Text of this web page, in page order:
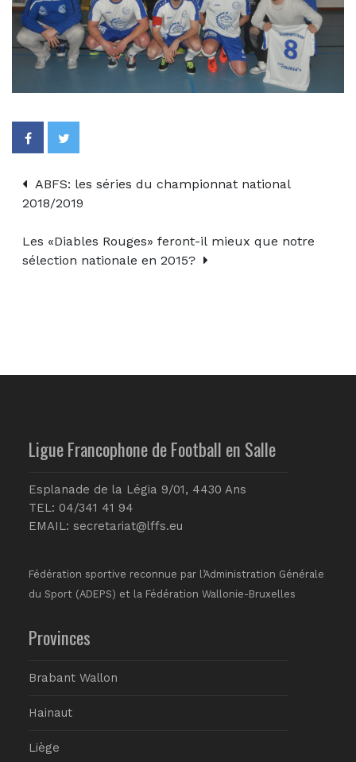
ABFS: les séries du championnat national
2018/2019
Les «Diables Rouges» feront-il mieux que notre
sélection nationale en 2015?
Ligue Francophone de Football en Salle
Esplanade de la Légia 9/01, 4430 Ans
TEL: 04/341 41 94
EMAIL: secretariat@lffs.eu
Fédération sportive reconnue par l’Administration Générale
du Sport (ADEPS) et la Fédération Wallonie-Bruxelles
Provinces
Brabant Wallon
Hainaut
Liège